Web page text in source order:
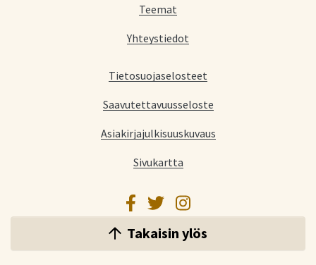
Teemat
Yhteystiedot
Tietosuojaselosteet
Saavutettavuusseloste
Asiakirjajulkisuuskuvaus
Sivukartta
Facebook
TwitterInstagram
Takaisin ylös